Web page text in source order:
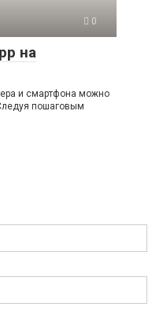
0
на
и смартфона можно
пошаговым